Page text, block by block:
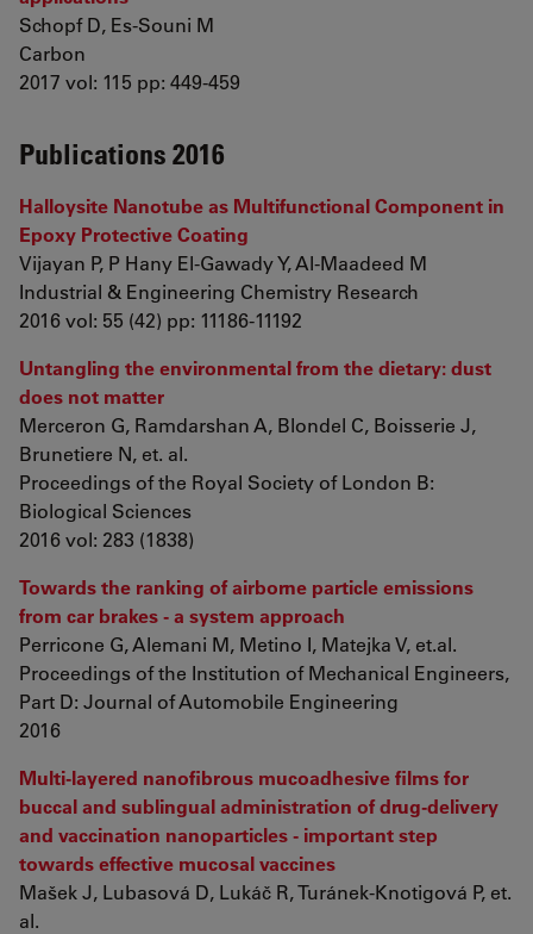
Schopf D, Es-Souni M
Carbon
2017 vol: 115 pp: 449-459
Publications 2016
Halloysite Nanotube as Multifunctional Component in
Epoxy Protective Coating
Vijayan P, P Hany El-Gawady Y, Al-Maadeed M
Industrial & Engineering Chemistry Research
2016 vol: 55 (42) pp: 11186-11192
Untangling the environmental from the dietary: dust
does not matter
Merceron G, Ramdarshan A, Blondel C, Boisserie J,
Brunetiere N, et. al.
Proceedings of the Royal Society of London B:
Biological Sciences
2016 vol: 283 (1838)
Towards the ranking of airborne particle emissions
from car brakes - a system approach
Perricone G, Alemani M, Metino I, Matejka V, et.al.
Proceedings of the Institution of Mechanical Engineers,
Part D: Journal of Automobile Engineering
2016
Multi-layered nanofibrous mucoadhesive films for
buccal and sublingual administration of drug-delivery
and vaccination nanoparticles - important step
towards effective mucosal vaccines
Mašek J, Lubasová D, Lukáč R, Turánek-Knotigová P, et.
al.